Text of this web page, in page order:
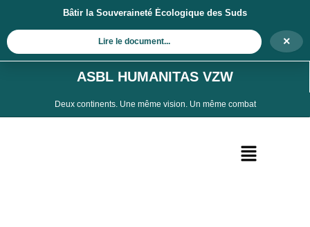
contenu
ASBL HUMANITAS VZW
Deux continents. Une même vision. Un même combat
Menu
Bâtir la Souveraineté Écologique des Suds
Lire le document... ×